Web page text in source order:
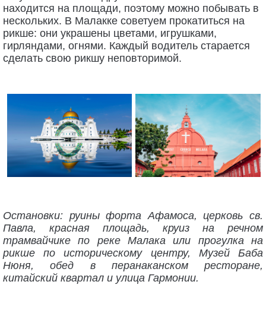
находится на площади, поэтому можно побывать в
нескольких. В Малакке советуем прокатиться на
рикше: они украшены цветами, игрушками,
гирляндами, огнями. Каждый водитель старается
сделать свою рикшу неповторимой.
Остановки: руины форта Афамоса, церковь св.
Павла, красная площадь, круиз на речном
трамвайчике по реке Малака или прогулка на
рикше по историческому центру, Музей Баба
Нюня, обед в перанаканском ресторане,
китайский квартал и улица Гармонии.